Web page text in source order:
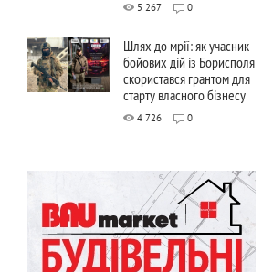
5 267 0
Шлях до мрії: як учасник
бойових дій із Борисполя
скористався грантом для
старту власного бізнесу
4 726 0